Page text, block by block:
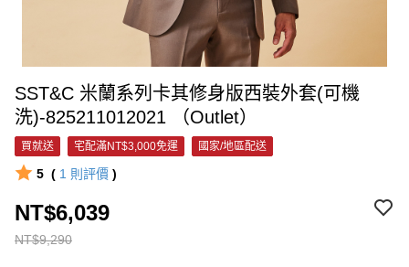
SST&C 米蘭系列卡其修身版西裝外套(可機
洗)-825211012021 （Outlet）
買就送 宅配滿NT$3,000免運 國家/地區配送
5 ( 1 則評價 )
NT$9,290
NT$6,039